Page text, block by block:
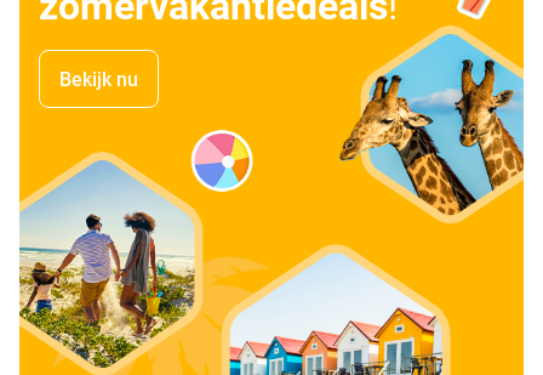
Bekijk nu